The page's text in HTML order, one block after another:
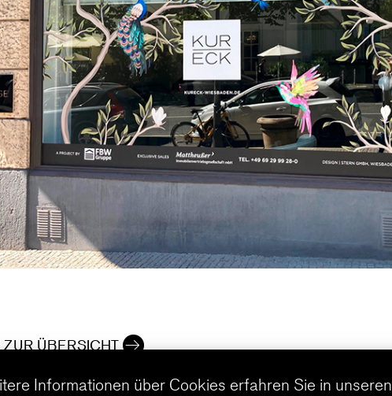
ÜBERSICHT
Informationen über Cookies erfahren Sie in unseren